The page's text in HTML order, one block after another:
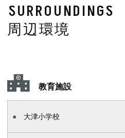
SURROUNDINGS
周辺環境
教育施設
大津小学校